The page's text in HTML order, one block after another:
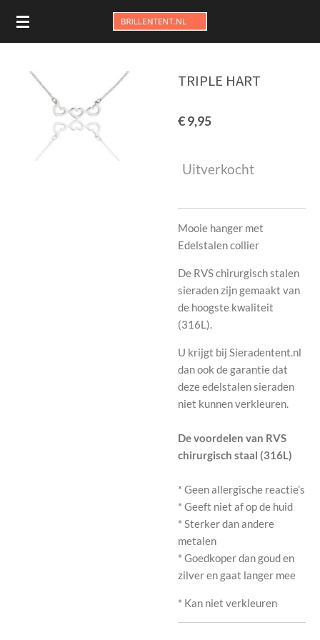
Ga
direct
hoofdinhoud
TRIPLE HART
€ 9,95
Uitverkocht
Mooie hanger met
Edelstalen collier
De RVS chirurgisch stalen
sieraden zijn gemaakt van
de hoogste kwaliteit
(316L).
U krijgt bij Sieradentent.nl
dan ook de garantie dat
deze edelstalen sieraden
niet kunnen verkleuren.
De voordelen van RVS
chirurgisch staal (316L)
* Geen allergische reactie’s
* Geeft niet af op de huid
* Sterker dan andere
metalen
* Goedkoper dan goud en
zilver en gaat langer mee
* Kan niet verkleuren